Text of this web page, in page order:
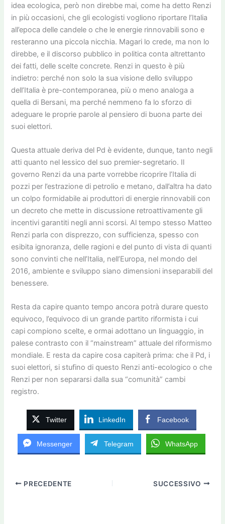
idea ecologica, però non direbbe mai, come ha detto Renzi
in più occasioni, che gli ecologisti vogliono riportare l’Italia
all’epoca delle candele o che le energie rinnovabili sono e
resteranno una piccola nicchia. Magari lo crede, ma non lo
direbbe, e il discorso pubblico in politica conta altrettanto
dei fatti, delle scelte concrete. Renzi in questo è più
indietro: perché non solo la sua visione dello sviluppo
dell’Italia è pre-contemporanea, più o meno analoga a
quella di Bersani, ma perché nemmeno fa lo sforzo di
adeguare le proprie parole al pensiero di buona parte dei
suoi elettori.
Questa attuale deriva del Pd è evidente, dunque, tanto negli
atti quanto nel lessico del suo premier-segretario. Il
governo Renzi da una parte vorrebbe ricoprire l’Italia di
pozzi per l’estrazione di petrolio e metano, dall’altra ha dato
un colpo formidabile ai produttori di energie rinnovabili con
un decreto che mette in discussione retroattivamente gli
incentivi garantiti negli anni scorsi. Al tempo stesso Matteo
Renzi parla con disprezzo, con sufficienza, spesso con
esibita ignoranza, delle ragioni e del punto di vista di quanti
sono convinti che nell’Italia, nell’Europa, nel mondo del
2016, ambiente e sviluppo siano dimensioni inseparabili del
benessere.
Resta da capire quanto tempo ancora potrà durare questo
equivoco, l’equivoco di un grande partito riformista i cui
capi compiono scelte, e ormai adottano un linguaggio, in
palese contrasto con il “mainstream” attuale del riformismo
mondiale. E resta da capire cosa capiterà prima: che il Pd, i
suoi elettori, si stufino di questo Renzi anti-ecologico o che
Renzi per non separarsi dalla sua “comunità” cambi
registro.
Twitter LinkedIn Facebook
Messenger Telegram WhatsApp
PRECEDENTE SUCCESSIVO